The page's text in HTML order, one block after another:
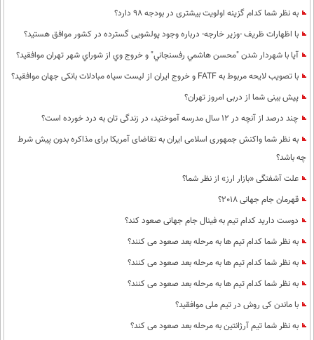
به نظر شما كدام گزینه اولویت بیشتری در بودجه 98 دارد؟
با اظهارات ظریف -وزیر خارجه- درباره وجود پولشویی گسترده در کشور موافق هستید؟
آيا با شهردار شدن "محسن هاشمي رفسنجاني" و خروج وي از شوراي شهر تهران موافقيد؟
با تصویب لایحه مربوط به FATF و خروج ایران از لیست سیاه مبادلات بانکی جهان موافقید؟
پیش بینی شما از دربی امروز تهران؟
چند درصد از آنچه در 12 سال مدرسه آموختید، در زندگی تان به درد خورده است؟
به نظر شما واکنش جمهوری اسلامی ایران به تقاضای آمریکا برای مذاکره بدون پیش شرط
چه باشد؟
علت آشفتگی «بازار ارز» از نظر شما؟
قهرمان جام جهانی 2018؟
دوست دارید کدام تیم به فینال جام جهانی صعود کند؟
به نظر شما کدام تیم ها به مرحله بعد صعود می کنند؟
به نظر شما کدام تیم ها به مرحله بعد صعود می کنند؟
به نظر شما کدام تیم ها به مرحله بعد صعود می کنند؟
با ماندن کی روش در تیم ملی موافقید؟
به نظر شما تیم آرژانتین به مرحله بعد صعود می کند؟